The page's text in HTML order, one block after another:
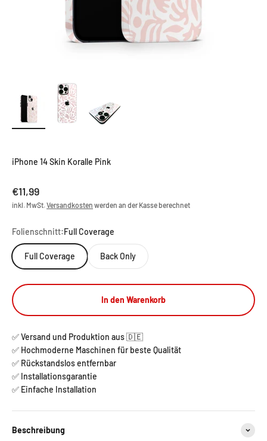
iPhone 14 Skin Koralle Pink
Angebot
€11,99
inkl. MwSt.Versandkosten werden an der Kasse berechnet
Folienschnitt:Full Coverage
Full Coverage Back Only
In den Warenkorb
✅ Versand und Produktion aus 🇩🇪
✅ Hochmoderne Maschinen für beste Qualität
✅ Rückstandslos entfernbar
✅ Installationsgarantie
✅ Einfache Installation
Beschreibung